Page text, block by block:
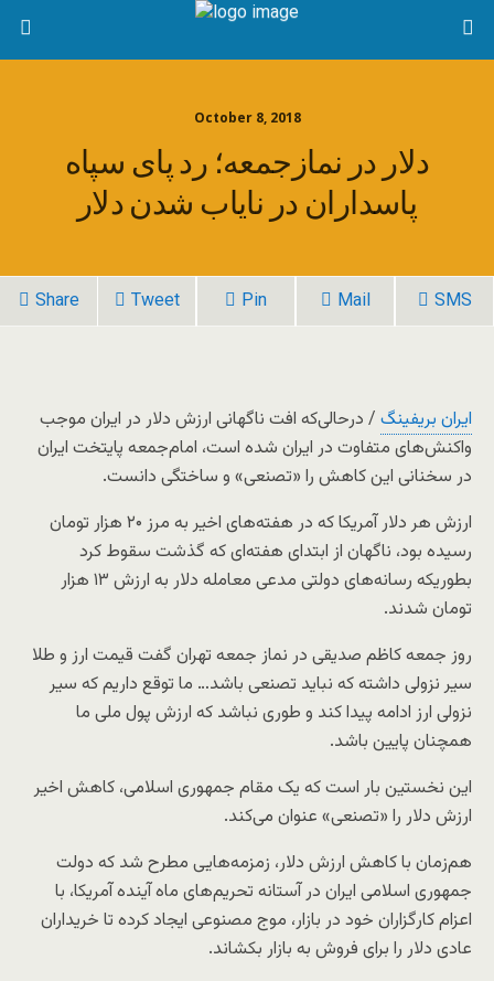
October 8, 2018
دلار در نمازجمعه؛ رد پای سپاه
پاسداران در نایاب شدن دلار
Share Tweet Pin Mail SMS
ایران بریفینگ / درحالی‌که افت ناگهانی ارزش دلار در ایران موجب
واکنش‌های متفاوت در ایران شده است، امام‌جمعه پایتخت ایران
در سخنانی این کاهش را «تصنعی» و ساختگی دانست.
ارزش هر دلار آمریکا که در هفته‌های اخیر به مرز ۲۰ هزار تومان
رسیده بود، ناگهان از ابتدای هفته‌ای که گذشت سقوط کرد
بطوریکه رسانه‌های دولتی مدعی معامله دلار به ارزش ۱۳ هزار
تومان شدند.
روز جمعه کاظم صدیقی در نماز جمعه تهران گفت قیمت ارز و طلا
سیر نزولی داشته که نباید تصنعی باشد… ما توقع داریم که سیر
نزولی ارز ادامه پیدا کند و طوری نباشد که ارزش پول ملی ما
همچنان پایین باشد.
این نخستین بار است که یک مقام جمهوری اسلامی، کاهش اخیر
ارزش دلار را «تصنعی» عنوان می‌کند.
هم‌زمان با کاهش ارزش دلار،‌ زمزمه‌هایی مطرح شد که دولت
جمهوری اسلامی ایران در آستانه تحریم‌های ماه آینده آمریکا، با
اعزام کارگزاران خود در بازار، موج مصنوعی ایجاد کرده تا خریداران
عادی دلار را برای فروش به بازار بکشاند.